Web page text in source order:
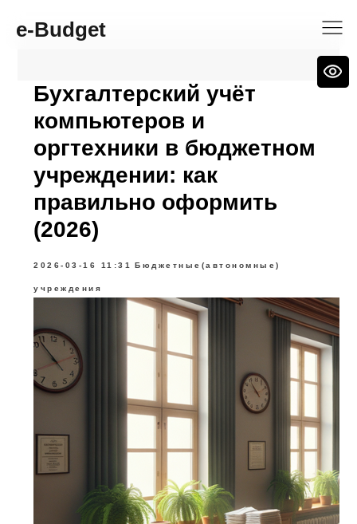
e-Budget
Бухгалтерский учёт
компьютеров и
оргтехники в бюджетном
учреждении: как
правильно оформить
(2026)
2026-03-16 11:31 Бюджетные(автономные)
учреждения